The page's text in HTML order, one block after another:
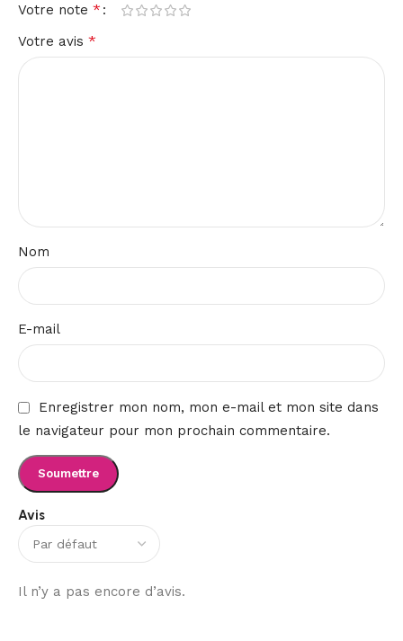
Avis
Il n’y a pas encore d’avis.
Votre note *
Votre avis *
Nom
E-mail
Enregistrer mon nom, mon e-mail et mon site dans
le navigateur pour mon prochain commentaire.